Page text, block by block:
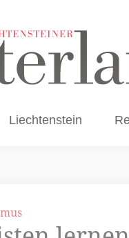
Liechtenstein